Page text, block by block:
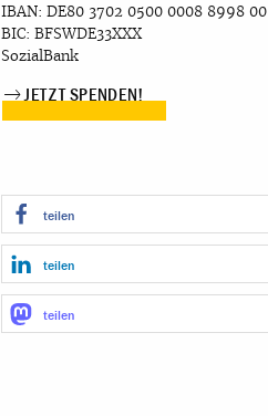
IBAN: DE80 3702 0500 0008 8998 00
BIC: BFSWDE33XXX
SozialBank
JETZT SPENDEN!
teilen
teilen
teilen